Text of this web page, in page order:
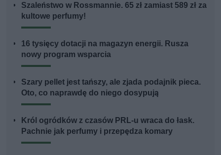
Szaleństwo w Rossmannie. 65 zł zamiast 589 zł za
kultowe perfumy!
16 tysięcy dotacji na magazyn energii. Rusza
nowy program wsparcia
Szary pellet jest tańszy, ale zjada podajnik pieca.
Oto, co naprawdę do niego dosypują
Król ogródków z czasów PRL-u wraca do łask.
Pachnie jak perfumy i przepędza komary